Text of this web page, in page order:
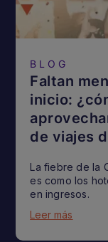
BLOG
Faltan
inicio:
de viajes
La fiebre de la
es como los
en ingresos.
Leer más